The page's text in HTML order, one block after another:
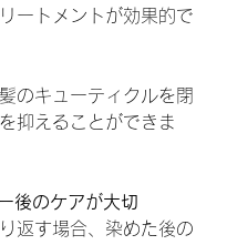
ートメントが効果的で
のキューティクルを閉
抑えることができま
後のケアが大切
返す場合、染めた後の